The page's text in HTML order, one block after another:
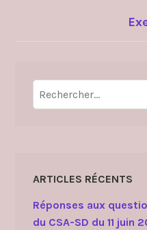
Rechercher :
ARTICLES RÉCENTS
Réponses aux
du CSA-SD du 11 juin